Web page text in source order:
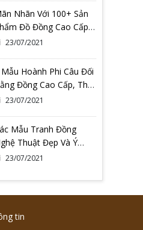
Nhãn Với 100+ Sản
Đồ Đồng Cao Cấp
Đồ Đồng Quang
23/07/2021
Hoành Phi Câu Đối
Đồng Cao Cấp, Thờ
Tiên
23/07/2021
Mẫu Tranh Đồng
Thuật Đẹp Và Ý
Nhất Tại Đồ Đồng
23/07/2021
tin